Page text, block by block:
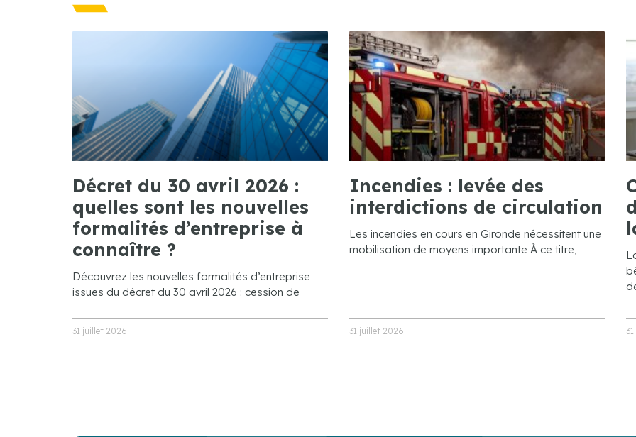
Décret du 30 avril 2026 :
quelles sont les nouvelles
formalités d’entreprise à
connaître ?
Découvrez les nouvelles formalités d’entreprise
issues du décret du 30 avril 2026 : cession de
31 juillet 2026
Incendies : levée des
interdictions de circulation
Les incendies en cours en Gironde nécessitent une
mobilisation de moyens importante À ce titre,
31 juillet 2026